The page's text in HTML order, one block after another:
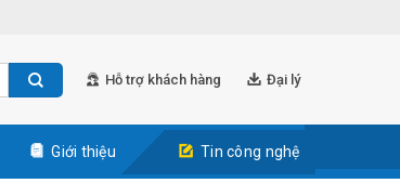
Hỗ trợ khách hàng Đại lý
Giới thiệu Tin công nghệ